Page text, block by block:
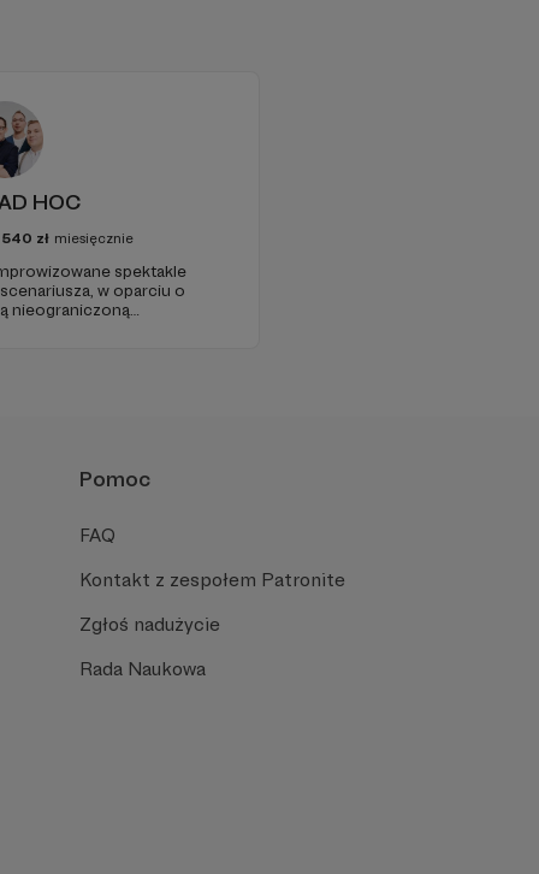
HOC
zł miesięcznie
spektakle
nieograniczoną
Pomoc
FAQ
Kontakt z zespołem Patronite
Zgłoś nadużycie
Rada Naukowa